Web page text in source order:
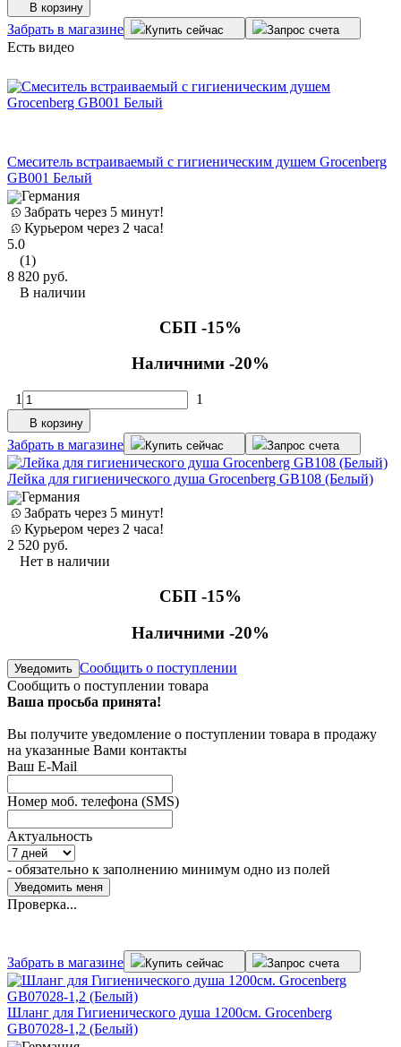
В корзину
Забрать в магазине Купить сейчас Запрос счета
Есть видео
Смеситель встраиваемый с гигиеническим душем Grocenberg
GB001 Белый
Германия
Забрать через 5 минут!
Курьером через 2 часа!
5.0
(1)
8 820 руб.
В наличии
СБП -15%
Наличними -20%
1 1
В корзину
Забрать в магазине Купить сейчас Запрос счета
Лейка для гигиенического душа Grocenberg GB108 (Белый)
Германия
Забрать через 5 минут!
Курьером через 2 часа!
2 520 руб.
Нет в наличии
СБП -15%
Наличними -20%
Уведомить Сообщить о поступлении
Сообщить о поступлении товара
Ваша просьба принята!
Вы получите уведомление о поступлении товара в продажу
на указанные Вами контакты
Ваш E-Mail
Номер моб. телефона (SMS)
Актуальность
- обязательно к заполнению минимум одно из полей
Проверка...
Забрать в магазине Купить сейчас Запрос счета
Шланг для Гигиенического душа 1200см. Grocenberg
GB07028-1,2 (Белый)